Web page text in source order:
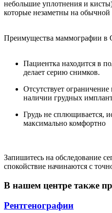
небольшие уплотнения и
которые незаметны на
Преимущества маммографии в
Пациентка находится в
делает серию снимков.
Отсутствует
наличии грудных
Грудь не сплющивается,
максимально комфортно
Запишитесь на обследование
спокойствие начинаются с
В нашем центре также
Рентгенографии